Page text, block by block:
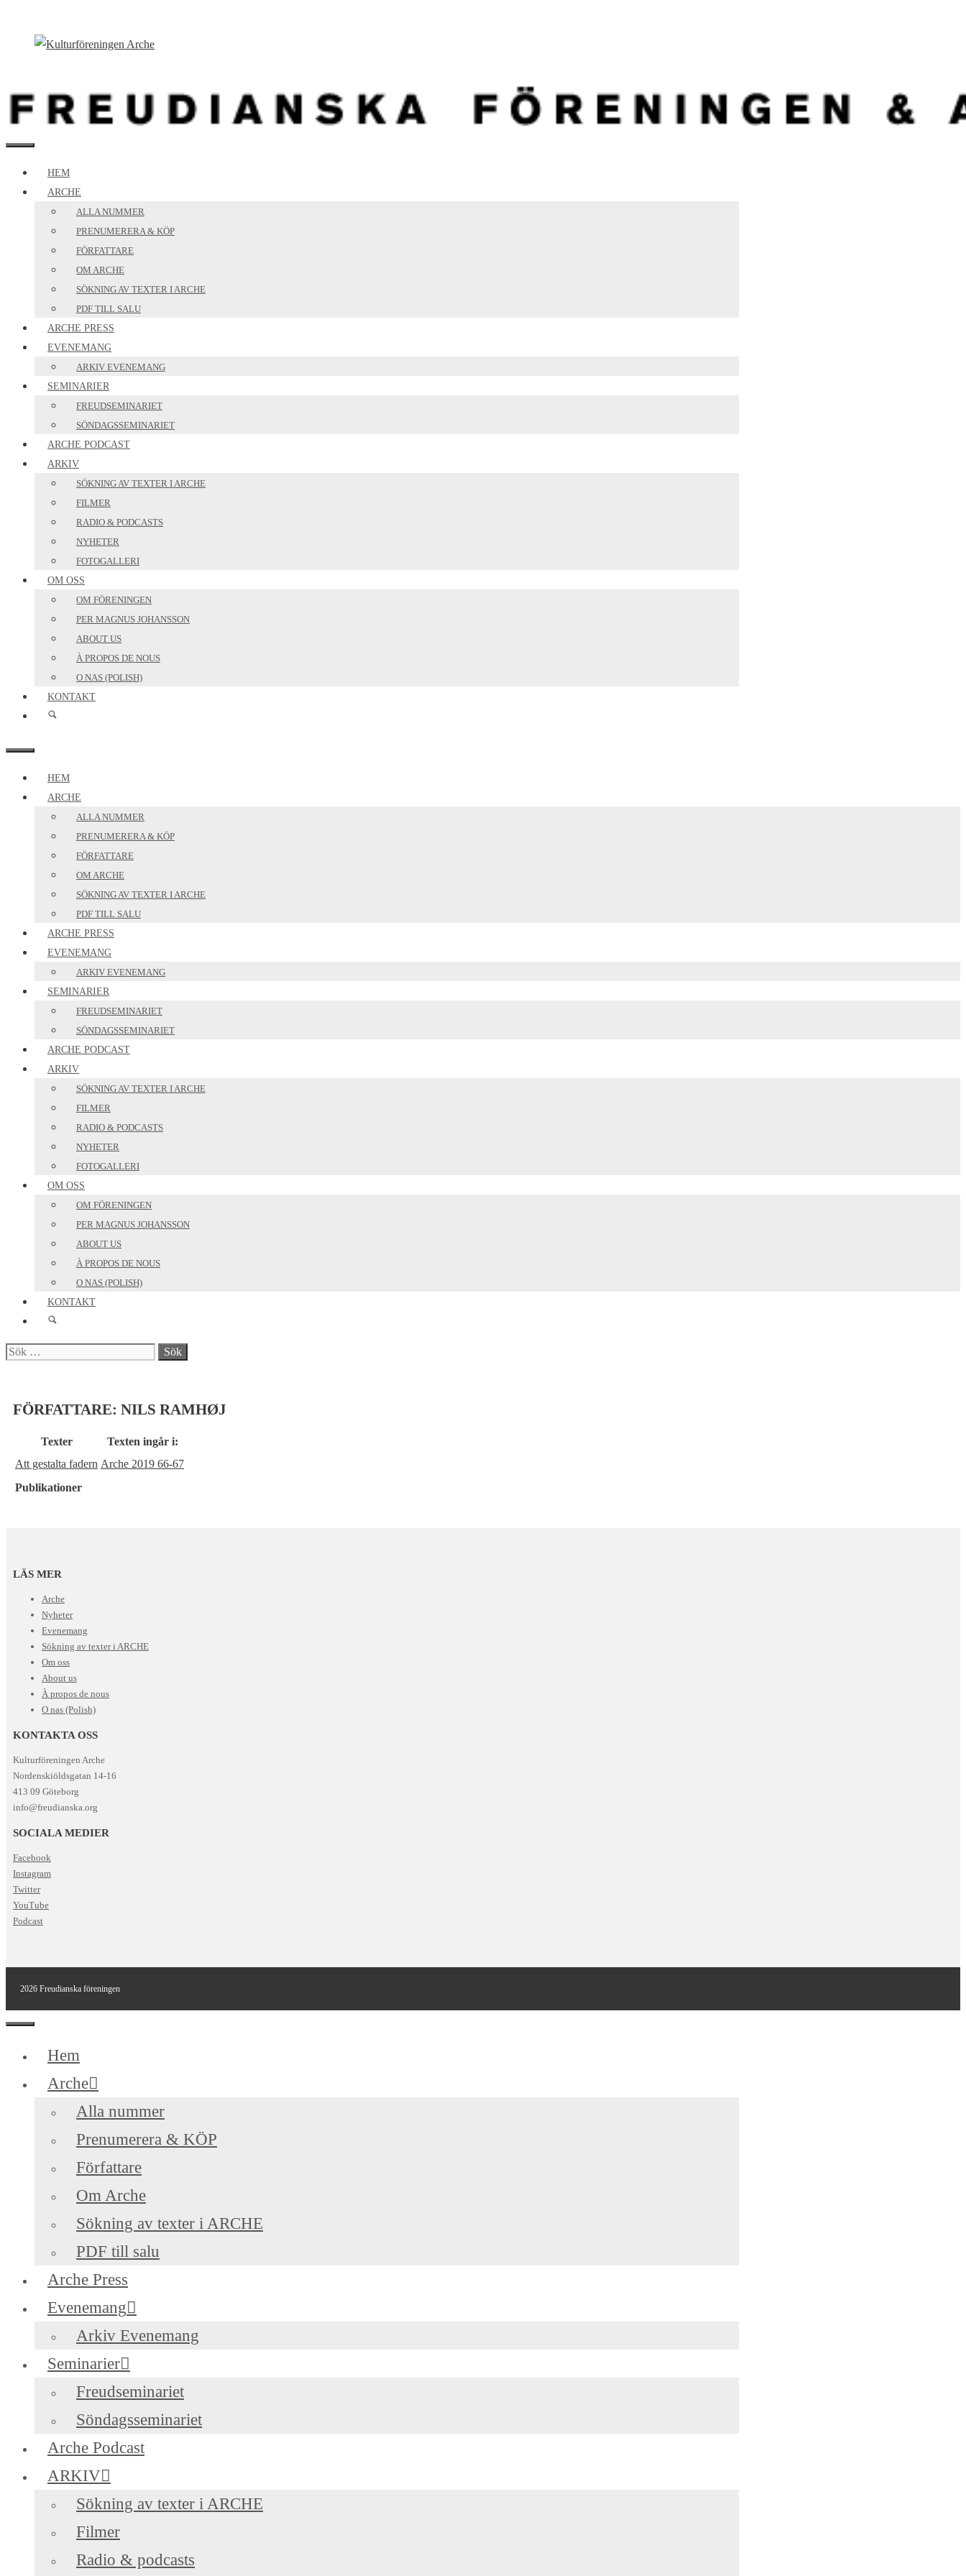
MENY
HEM
ARCHE
ALLA NUMMER
PRENUMERERA & KÖP
FÖRFATTARE
OM ARCHE
SÖKNING AV TEXTER I ARCHE
PDF TILL SALU
ARCHE PRESS
EVENEMANG
ARKIV EVENEMANG
SEMINARIER
FREUDSEMINARIET
SÖNDAGSSEMINARIET
ARCHE PODCAST
ARKIV
SÖKNING AV TEXTER I ARCHE
FILMER
RADIO & PODCASTS
NYHETER
FOTOGALLERI
OM OSS
OM FÖRENINGEN
PER MAGNUS JOHANSSON
ABOUT US
À PROPOS DE NOUS
O NAS (POLISH)
KONTAKT
MENY
HEM
ARCHE
ALLA NUMMER
PRENUMERERA & KÖP
FÖRFATTARE
OM ARCHE
SÖKNING AV TEXTER I ARCHE
PDF TILL SALU
ARCHE PRESS
EVENEMANG
ARKIV EVENEMANG
SEMINARIER
FREUDSEMINARIET
SÖNDAGSSEMINARIET
ARCHE PODCAST
ARKIV
SÖKNING AV TEXTER I ARCHE
FILMER
RADIO & PODCASTS
NYHETER
FOTOGALLERI
OM OSS
OM FÖRENINGEN
PER MAGNUS JOHANSSON
ABOUT US
À PROPOS DE NOUS
O NAS (POLISH)
KONTAKT
Sök
FÖRFATTARE: NILS RAMHØJ
Texter
Texten ingår i:
Att gestalta fadern Arche 2019 66-67
Publikationer
LÄS MER
Arche
Nyheter
Evenemang
Sökning av texter i ARCHE
Om oss
About us
À propos de nous
O nas (Polish)
KONTAKTA OSS
Kulturföreningen Arche
Nordenskiöldsgatan 14-16
413 09 Göteborg
info@freudianska.org
SOCIALA MEDIER
Facebook
Instagram
Twitter
YouTube
Podcast
2026 Freudianska föreningen
Stäng
Hem
Arche
Alla nummer
Prenumerera & KÖP
Författare
Om Arche
Sökning av texter i ARCHE
PDF till salu
Arche Press
Evenemang
Arkiv Evenemang
Seminarier
Freudseminariet
Söndagsseminariet
Arche Podcast
ARKIV
Sökning av texter i ARCHE
Filmer
Radio & podcasts